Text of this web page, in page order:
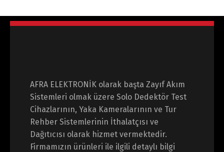
AFRA ELEKTRONİK olarak başta Zayıf Akım
Sistemleri olmak üzere Solo Dedektör Test
Cihazlarının, Yaka Kameralarının ve Tur
Rehber Sistemlerinin İthalatçısı ve
Dağıtıcısı olarak hizmet vermektedir.
Firmamızın ürünleri ile ilgili detaylı bilgi